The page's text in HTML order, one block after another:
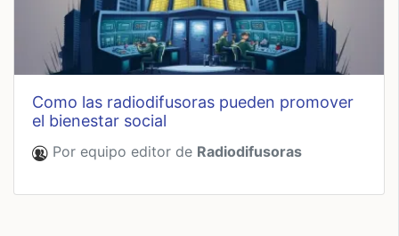
como las radiodifusoras pueden promover
el bienestar social
Por equipo editor de Radiodifusoras